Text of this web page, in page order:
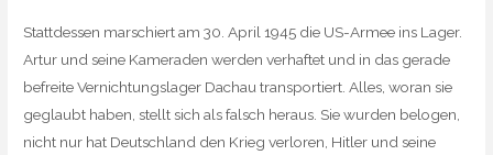
Stattdessen marschiert am 30. April 1945 die US-Armee ins Lager.
Artur und seine Kameraden werden verhaftet und in das gerade
befreite Vernichtungslager Dachau transportiert. Alles, woran sie
geglaubt haben, stellt sich als falsch heraus. Sie wurden belogen,
nicht nur hat Deutschland den Krieg verloren, Hitler und seine